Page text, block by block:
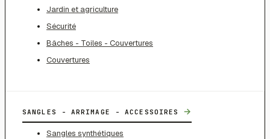
Jardin et agriculture
Sécurité
Bâches - Toiles - Couvertures
Couvertures
SANGLES - ARRIMAGE - ACCESSOIRES →
Sangles synthétiques